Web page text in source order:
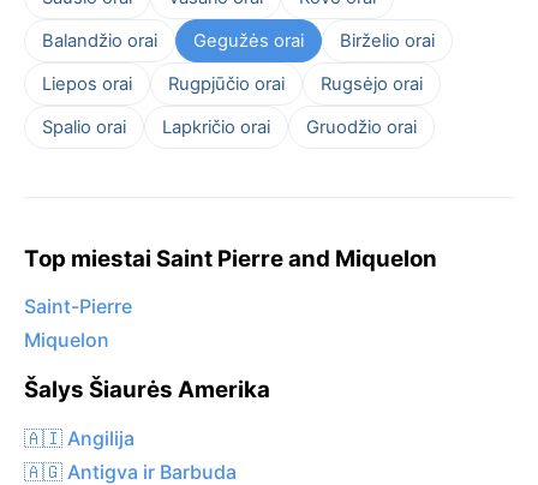
Balandžio orai
Gegužės orai
Birželio orai
Liepos orai
Rugpjūčio orai
Rugsėjo orai
Spalio orai
Lapkričio orai Gruodžio orai
Top miestai Saint Pierre and Miquelon
Saint-Pierre
Miquelon
Šalys Šiaurės Amerika
🇦🇮 Angilija
🇦🇬 Antigva ir Barbuda